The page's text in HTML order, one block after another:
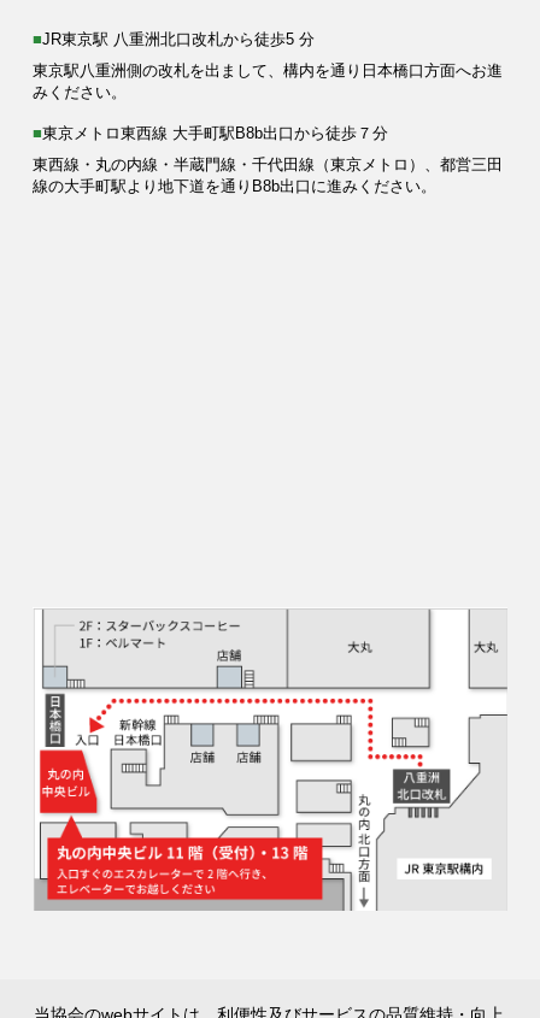
■JR東京駅 八重洲北口改札から徒歩5 分
東京駅八重洲側の改札を出まして、構内を通り日本橋口方面へお進
みください。
■東京メトロ東西線 大手町駅B8b出口から徒歩７分
東西線・丸の内線・半蔵門線・千代田線（東京メトロ）、都営三田
線の大手町駅より地下道を通りB8b出口に進みください。